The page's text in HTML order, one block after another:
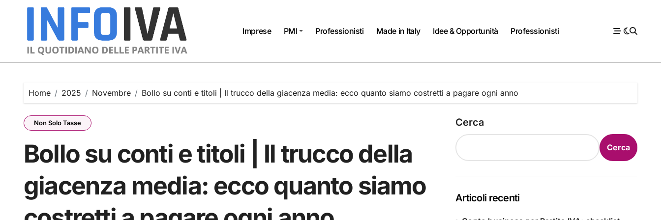
Imprese PMI Professionisti Made in Italy Idee & Opportunità Professionisti
Home 2025 Novembre Bollo su conti e titoli | Il trucco della giacenza media: ecco quanto siamo costretti a pagare ogni anno
Non Solo Tasse
Bollo su conti e titoli | Il trucco della
giacenza media: ecco quanto siamo
Cerca
Cerca
Articoli recenti